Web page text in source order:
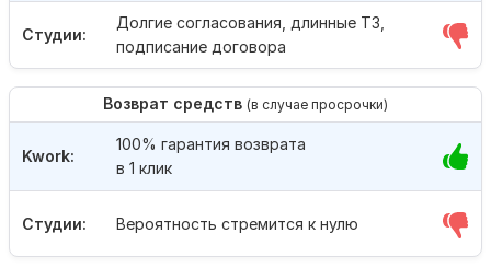
Студии:
Долгие согласования, длинные ТЗ,
подписание договора
Возврат средств (в случае просрочки)
Студии: Вероятность стремится к нулю
Kwork:
100% гарантия возврата
в 1 клик